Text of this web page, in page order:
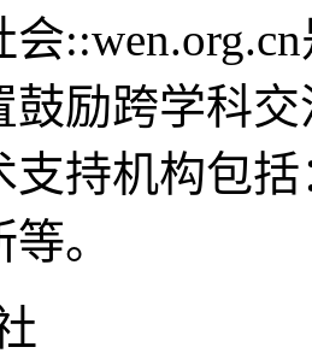
会
鼓励跨学科
支持机构包
。